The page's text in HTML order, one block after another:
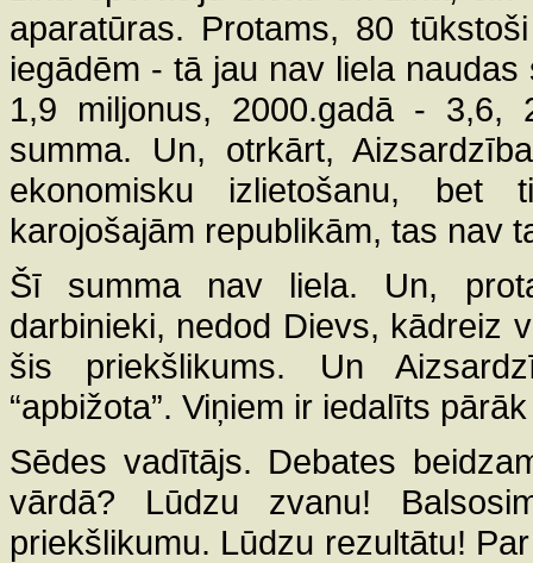
aparatūras. Protams, 80
iegādēm - tā jau nav liela
1,9 miljonus, 2000.gadā - 3,6,
summa. Un, otrkārt,
ekonomisku izlietošanu, bet
karojošajām republikām, tas nav
Šī summa nav liela. Un,
darbinieki, nedod Dievs, kādreiz
šis priekšlikums. Un
“apbižota”. Viņiem ir iedalīts
Sēdes vadītājs. Debates
vārdā? Lūdzu zvanu!
priekšlikumu. Lūdzu rezultātu!